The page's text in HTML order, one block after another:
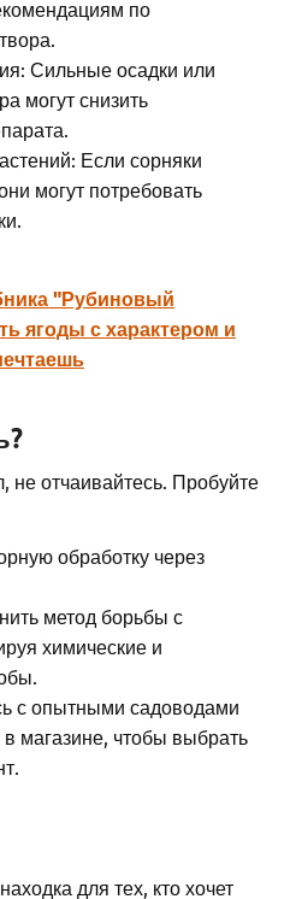
по
Сильные осадки или
могут снизить
Если сорняки
могут потребовать
"Рубиновый
ягоды с характером и
не отчаивайтесь. Пробуйте
обработку через
метод борьбы с
химические и
с опытными садоводами
магазине, чтобы выбрать
для тех, кто хочет